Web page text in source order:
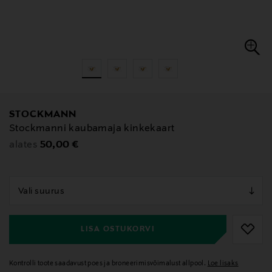
STOCKMANN
Stockmanni kaubamaja kinkekaart
alates Original Price
50,00 €
LISA OSTUKORVI
Kontrolli toote saadavust poes ja broneerimisvõimalust allpool. Loe lisaks